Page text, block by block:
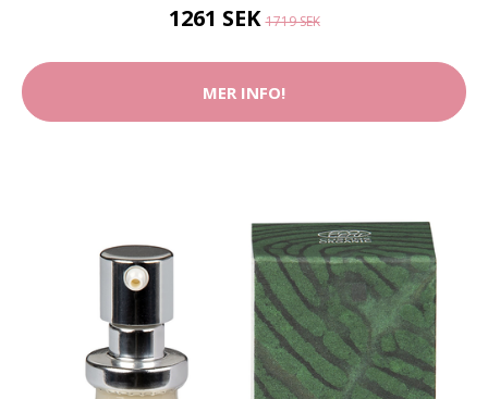
1261 SEK1719 SEK
MER INFO!